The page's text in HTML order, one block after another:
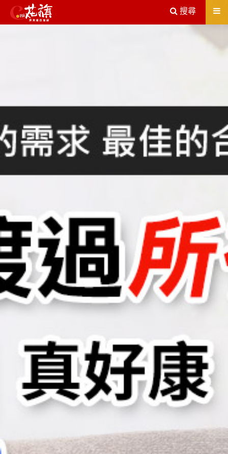
屏東機車借款解決您所有的借貸疑慮，完全了解、滿意再貸！
送出
搜尋